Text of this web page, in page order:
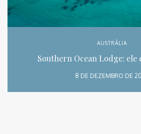
AUSTRÁLIA
Southern Ocean Lodge: ele
8 DE DEZEMBRO DE